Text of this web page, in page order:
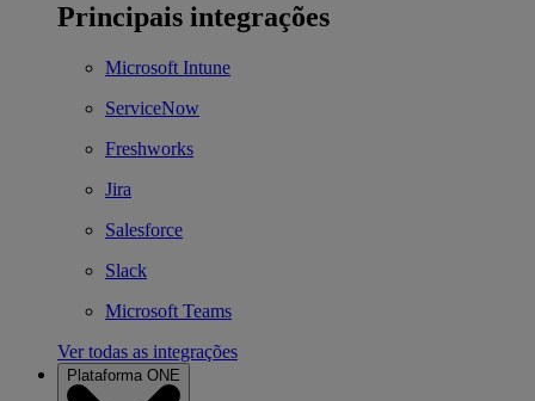
Principais integrações
Microsoft Intune
ServiceNow
Freshworks
Jira
Salesforce
Slack
Microsoft Teams
Ver todas as integrações
Plataforma ONE